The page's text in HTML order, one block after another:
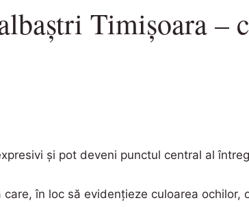
Timișoara –
și pot deveni punctul central al
în loc să evidențieze culoarea ochilor,